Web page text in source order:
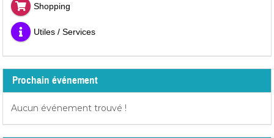
Shopping
Utiles / Services
Prochain événement
Aucun événement trouvé !